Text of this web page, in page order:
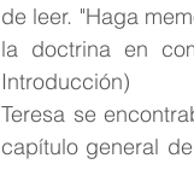
de leer. "Haga
la doctrina en
Introducción)
Teresa se
capítulo general